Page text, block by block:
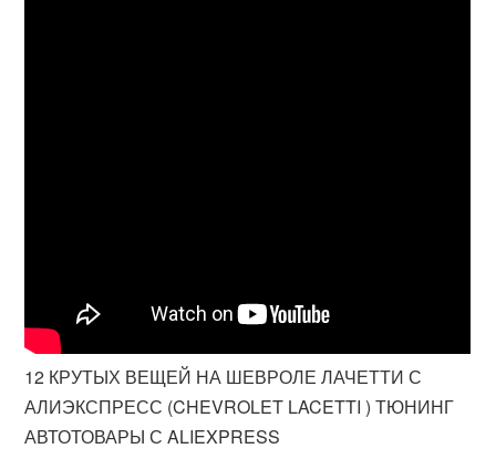
12 КРУТЫХ ВЕЩЕЙ НА ШЕВРОЛЕ ЛАЧЕТТИ С
АЛИЭКСПРЕСС (CHEVROLET LACETTI ) ТЮНИНГ
АВТОТОВАРЫ С ALIEXPRESS